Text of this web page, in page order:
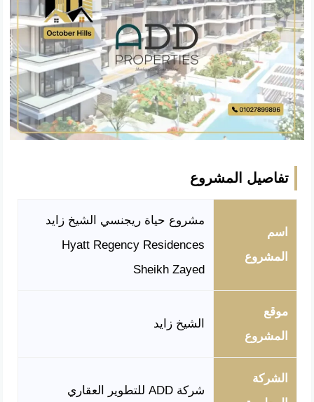
تفاصيل المشروع
اسم
المشروع
مشروع حياة ريجنسي الشيخ زايد
Hyatt Regency Residences
Sheikh Zayed
موقع
المشروع
الشيخ زايد
الشركة
شركة ADD للتطوير العقاري